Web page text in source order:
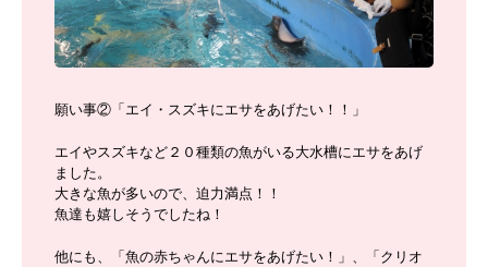
願い事②「エイ・スズキにエサをあげたい！！」
エイやスズキなど２０種類の魚がいる大水槽にエサをあげ
ました。
大きな魚が多いので、迫力満点！！
魚達も嬉しそうでしたね！
他にも、「魚の赤ちゃんにエサをあげたい！」、「クリオ